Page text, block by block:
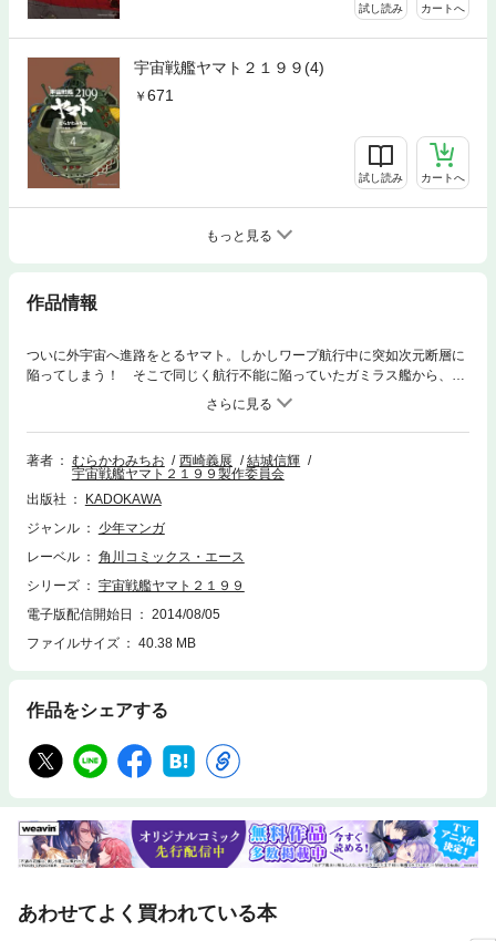
試し読み カートへ
宇宙戦艦ヤマト２１９９(4)
671
試し読み カートへ
もっと見る
作品情報
ついに外宇宙へ進路をとるヤマト。しかしワープ航行中に突如次元断層に
陥ってしまう！ そこで同じく航行不能に陥っていたガミラス艦から、青
い肌の少女・メルダ・ディッツ少尉が使者として送り込まれてくる。彼女
の口から出た意外な申し入れとは…!? TVアニメ「宇宙戦艦ヤマト２１９
９」公式コミカライズ第５巻！
著者
むらかわみちお 西崎義展
結城信輝
宇宙戦艦ヤマト２１９９製作委員会
出版社
KADOKAWA
ジャンル
少年マンガ
レーベル
角川コミックス・エース
シリーズ
宇宙戦艦ヤマト２１９９
電子版配信開始日
2014/08/05
ファイルサイズ
40.38 MB
作品をシェアする
あわせてよく買われている本